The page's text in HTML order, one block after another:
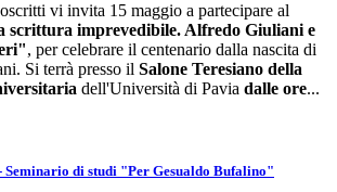
vi invita 15 maggio a partecipare al
scrittura imprevedibile. Alfredo Giuliani e
, per celebrare il centenario dalla nascita di
Si terrà presso il Salone Teresiano della
dell'Università di Pavia dalle ore...
Seminario di studi "Per Gesualdo Bufalino"